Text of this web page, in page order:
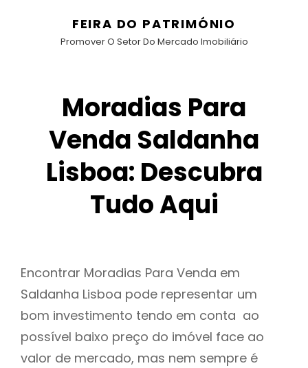
FEIRA DO PATRIMÓNIO
Promover O Setor Do Mercado Imobiliário
Moradias Para
Venda Saldanha
Lisboa: Descubra
Tudo Aqui
Encontrar Moradias Para Venda em
Saldanha Lisboa pode representar um
bom investimento tendo em conta ao
possível baixo preço do imóvel face ao
valor de mercado, mas nem sempre é